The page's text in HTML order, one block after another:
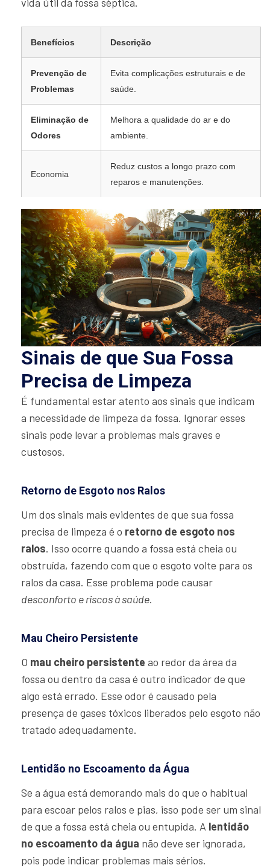
Benefícios Descrição
Prevenção de
Problemas
Evita complicações estruturais e de
saúde.
Eliminação de
Odores
Melhora a qualidade do ar e do
ambiente.
Economia
Reduz custos a longo prazo com
reparos e manutenções.
Sinais de que Sua Fossa
Precisa de Limpeza
É fundamental estar atento aos sinais que indicam
a necessidade de limpeza da fossa. Ignorar esses
sinais pode levar a problemas mais graves e
custosos.
Retorno de Esgoto nos Ralos
Um dos sinais mais evidentes de que sua fossa
precisa de limpeza é o retorno de esgoto nos
ralos. Isso ocorre quando a fossa está cheia ou
obstruída, fazendo com que o esgoto volte para os
ralos da casa. Esse problema pode causar
desconforto e riscos à saúde.
Mau Cheiro Persistente
O mau cheiro persistente ao redor da área da
fossa ou dentro da casa é outro indicador de que
algo está errado. Esse odor é causado pela
presença de gases tóxicos liberados pelo esgoto não
tratado adequadamente.
Lentidão no Escoamento da Água
Se a água está demorando mais do que o habitual
para escoar pelos ralos e pias, isso pode ser um sinal
de que a fossa está cheia ou entupida. A lentidão
no escoamento da água não deve ser ignorada,
pois pode indicar problemas mais sérios.